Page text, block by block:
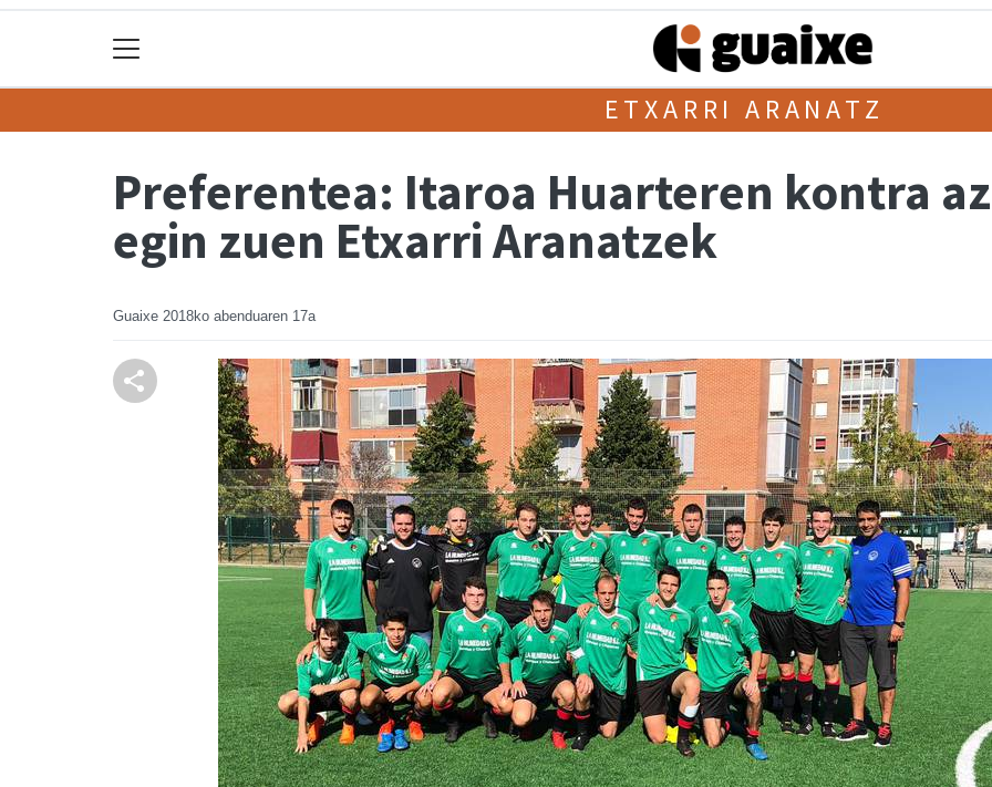
ETXARRI ARANATZ
Preferentea: Itaroa Huarteren kontra
egin zuen Etxarri Aranatzek
Guaixe 2018ko abenduaren 17a